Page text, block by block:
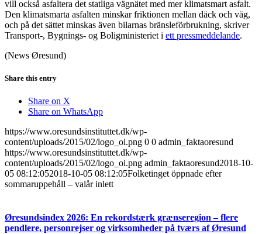
vill också asfaltera det statliga vägnätet med mer klimatsmart asfalt.
Den klimatsmarta asfalten minskar friktionen mellan däck och väg,
och på det sättet minskas även bilarnas bränsleförbrukning, skriver
Transport-, Bygnings- og Boligministeriet i ett pressmeddelande.
(News Øresund)
Share this entry
Share on X
Share on WhatsApp
https://www.oresundsinstituttet.dk/wp-
content/uploads/2015/02/logo_oi.png 0 0 admin_faktaoresund
https://www.oresundsinstituttet.dk/wp-
content/uploads/2015/02/logo_oi.png admin_faktaoresund2018-10-
05 08:12:052018-10-05 08:12:05Folketinget öppnade efter
sommaruppehåll – valår inlett
Øresundsindex 2026: En rekordstærk grænseregion – flere
pendlere, personrejser og virksomheder på tværs af Øresund